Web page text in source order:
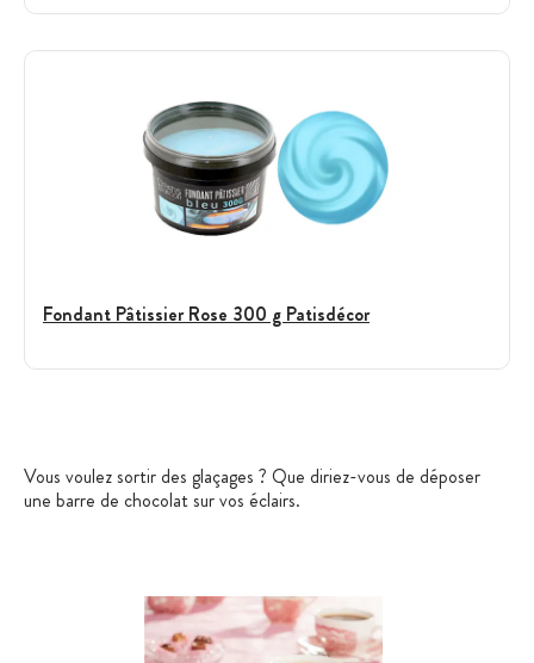
Fondant Pâtissier Rose 300 g Patisdécor
Vous voulez sortir des glaçages ? Que diriez-vous de déposer
une barre de chocolat sur vos éclairs.